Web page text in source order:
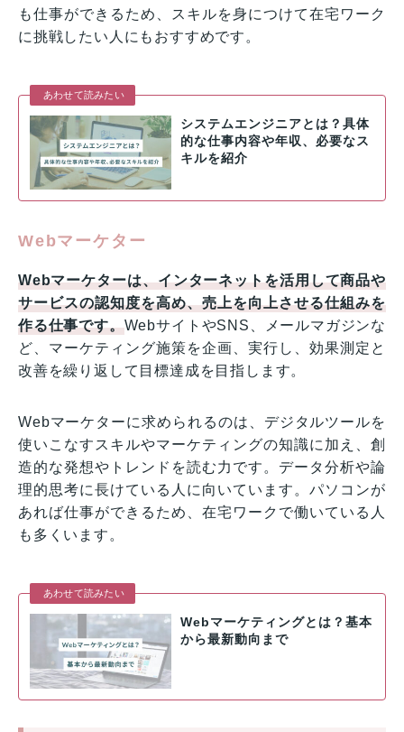
も仕事ができるため、スキルを身につけて在宅ワーク
に挑戦したい人にもおすすめです。
あわせて読みたい
システムエンジニアとは？具体
的な仕事内容や年収、必要なス
キルを紹介
Webマーケター
Webマーケターは、インターネットを活用して商品や
サービスの認知度を高め、売上を向上させる仕組みを
作る仕事です。WebサイトやSNS、メールマガジンな
ど、マーケティング施策を企画、実行し、効果測定と
改善を繰り返して目標達成を目指します。
Webマーケターに求められるのは、デジタルツールを
使いこなすスキルやマーケティングの知識に加え、創
造的な発想やトレンドを読む力です。データ分析や論
理的思考に長けている人に向いています。パソコンが
あれば仕事ができるため、在宅ワークで働いている人
も多くいます。
あわせて読みたい
Webマーケティングとは？基本
から最新動向まで